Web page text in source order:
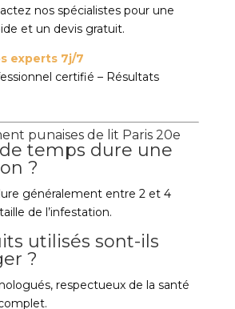
nos spécialistes pour une
et un devis gratuit.
experts 7j/7
certifié – Résultats
punaises de lit Paris 20e
temps dure une
?
généralement entre 2 et 4
de l’infestation.
utilisés sont-ils
?
respectueux de la santé